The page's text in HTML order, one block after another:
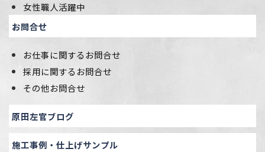
女性職人活躍中
お問合せ
お仕事に関するお問合せ
採用に関するお問合せ
その他お問合せ
原田左官ブログ
施工事例・仕上げサンプル